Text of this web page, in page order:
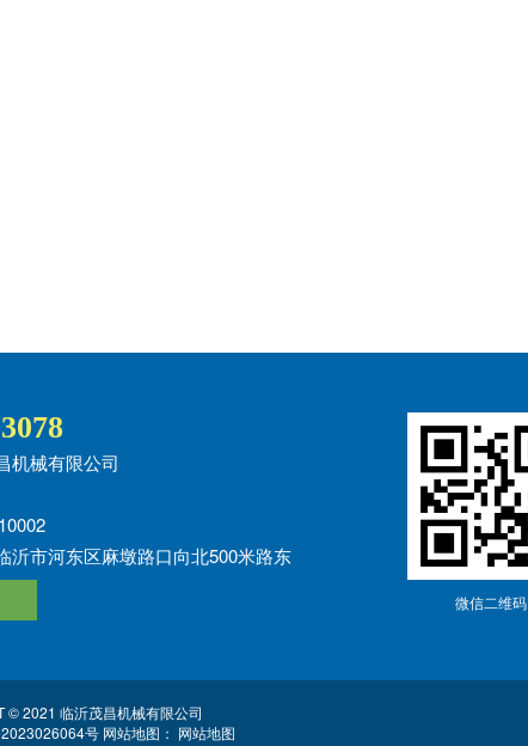
机械有限公司
沂市河东区麻墩路口向北500米路东
微信二维码
© 2021 临沂茂昌机械有限公司​
号网站地图： 网站地图